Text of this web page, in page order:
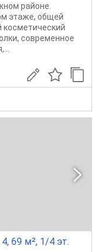
районе.
этаже, общей
современное
69 м², 1/4 эт.